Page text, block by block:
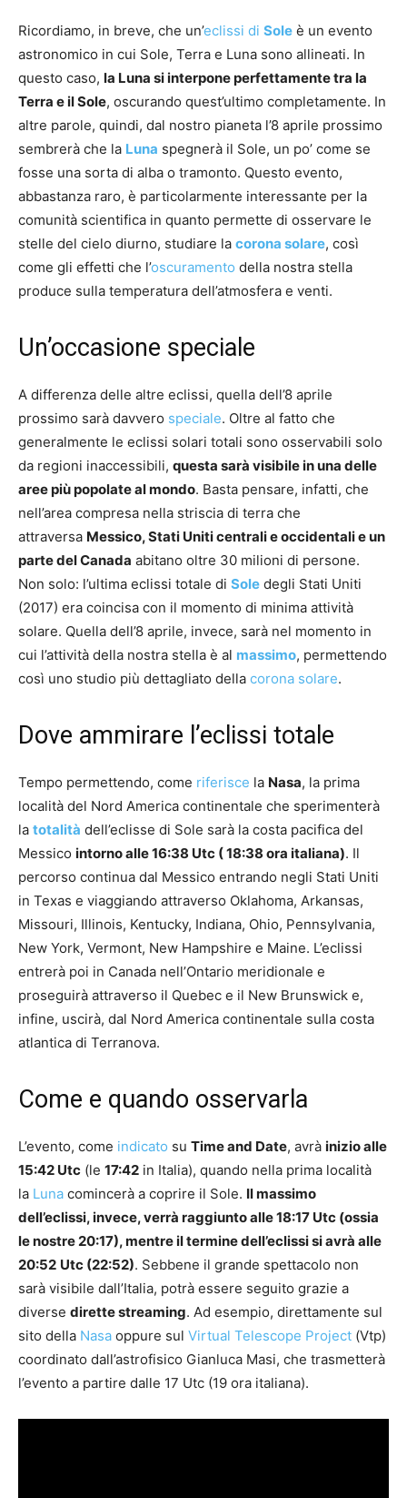
Ricordiamo, in breve, che un’eclissi di Sole è un evento
astronomico in cui Sole, Terra e Luna sono allineati. In
questo caso, la Luna si interpone perfettamente tra la
Terra e il Sole, oscurando quest’ultimo completamente. In
altre parole, quindi, dal nostro pianeta l’8 aprile prossimo
sembrerà che la Luna spegnerà il Sole, un po’ come se
fosse una sorta di alba o tramonto. Questo evento,
abbastanza raro, è particolarmente interessante per la
comunità scientifica in quanto permette di osservare le
stelle del cielo diurno, studiare la corona solare, così
come gli effetti che l’oscuramento della nostra stella
produce sulla temperatura dell’atmosfera e venti.
Un’occasione speciale
A differenza delle altre eclissi, quella dell’8 aprile
prossimo sarà davvero speciale. Oltre al fatto che
generalmente le eclissi solari totali sono osservabili solo
da regioni inaccessibili, questa sarà visibile in una delle
aree più popolate al mondo. Basta pensare, infatti, che
nell’area compresa nella striscia di terra che
attraversa Messico, Stati Uniti centrali e occidentali e un
parte del Canada abitano oltre 30 milioni di persone.
Non solo: l’ultima eclissi totale di Sole degli Stati Uniti
(2017) era coincisa con il momento di minima attività
solare. Quella dell’8 aprile, invece, sarà nel momento in
cui l’attività della nostra stella è al massimo, permettendo
così uno studio più dettagliato della corona solare.
Dove ammirare l’eclissi totale
Tempo permettendo, come riferisce la Nasa, la prima
località del Nord America continentale che sperimenterà
la totalità dell’eclisse di Sole sarà la costa pacifica del
Messico intorno alle 16:38 Utc ( 18:38 ora italiana). Il
percorso continua dal Messico entrando negli Stati Uniti
in Texas e viaggiando attraverso Oklahoma, Arkansas,
Missouri, Illinois, Kentucky, Indiana, Ohio, Pennsylvania,
New York, Vermont, New Hampshire e Maine. L’eclissi
entrerà poi in Canada nell’Ontario meridionale e
proseguirà attraverso il Quebec e il New Brunswick e,
infine, uscirà, dal Nord America continentale sulla costa
atlantica di Terranova.
Come e quando osservarla
L’evento, come indicato su Time and Date, avrà inizio alle
15:42 Utc (le 17:42 in Italia), quando nella prima località
la Luna comincerà a coprire il Sole. Il massimo
dell’eclissi, invece, verrà raggiunto alle 18:17 Utc (ossia
le nostre 20:17), mentre il termine dell’eclissi si avrà alle
20:52 Utc (22:52). Sebbene il grande spettacolo non
sarà visibile dall’Italia, potrà essere seguito grazie a
diverse dirette streaming. Ad esempio, direttamente sul
sito della Nasa oppure sul Virtual Telescope Project (Vtp)
coordinato dall’astrofisico Gianluca Masi, che trasmetterà
l’evento a partire dalle 17 Utc (19 ora italiana).